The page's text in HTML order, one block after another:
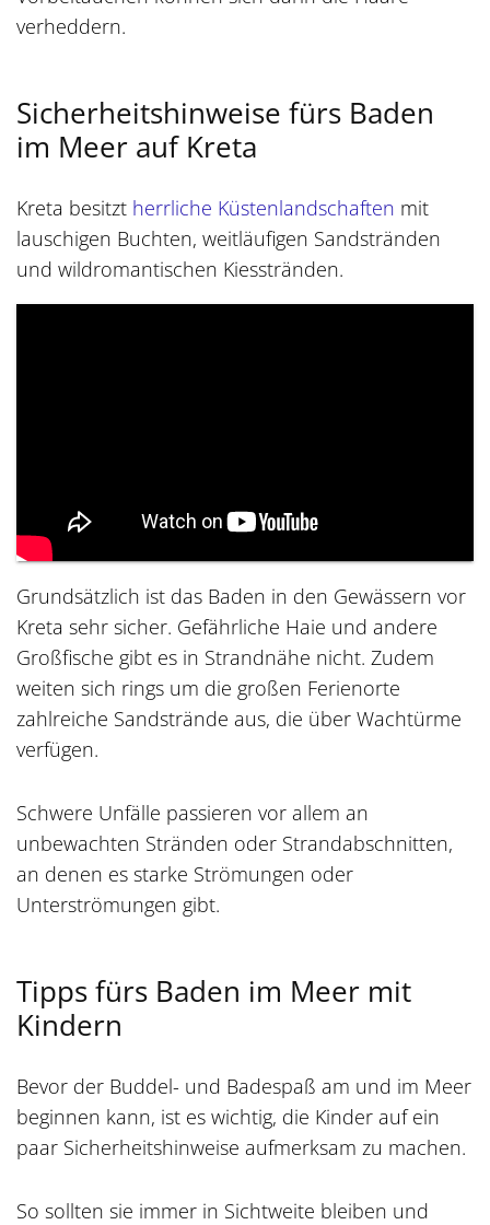
verheddern.
Sicherheitshinweise fürs Baden
im Meer auf Kreta
Kreta besitzt herrliche Küstenlandschaften mit
lauschigen Buchten, weitläufigen Sandstränden
und wildromantischen Kiesstränden.
Grundsätzlich ist das Baden in den Gewässern vor
Kreta sehr sicher. Gefährliche Haie und andere
Großfische gibt es in Strandnähe nicht. Zudem
weiten sich rings um die großen Ferienorte
zahlreiche Sandstrände aus, die über Wachtürme
verfügen.
Schwere Unfälle passieren vor allem an
unbewachten Stränden oder Strandabschnitten,
an denen es starke Strömungen oder
Unterströmungen gibt.
Tipps fürs Baden im Meer mit
Kindern
Bevor der Buddel- und Badespaß am und im Meer
beginnen kann, ist es wichtig, die Kinder auf ein
paar Sicherheitshinweise aufmerksam zu machen.
So sollten sie immer in Sichtweite bleiben und